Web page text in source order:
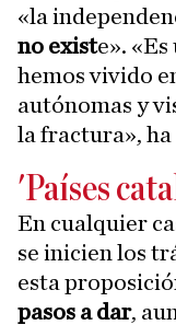
«la
no existe».
hemos vivido
autónomas y
la fractura»,
'Países
En cualquier
se inicien los
esta
pasos a dar,